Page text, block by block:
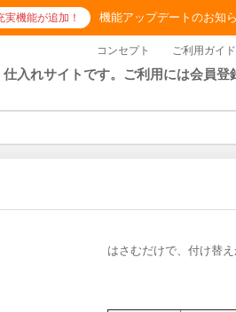
実機能が追加！ 機能アップデートのお知
コンセプト ご利用ガイド
入れサイトです。ご利用には会員登
はさむだけで、付け替